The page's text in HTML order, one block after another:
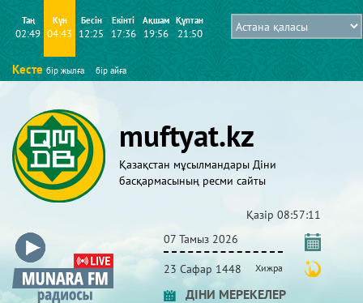
Таң
02:49
Күн
04:43
Бесін
12:25
Екінті
17:36
Ақшам
19:56
Құптан
21:50
Кесте бір жылға бір айға
muftyat.kz
Қазақстан мұсылмандары Діни
басқармасының ресми сайты
Қазір 08:57:12
07 Тамыз 2026
23 Сафар 1448 Хижра
ДІНИ МЕРЕКЕЛЕР